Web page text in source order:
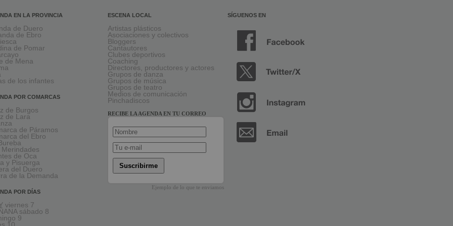
EN LA PROVINCIA
de Duero
de Ebro
de Pomar
de Mena
de los infantes
POR COMARCAS
de Burgos
de Lara
de Páramos
del Ebro
Merindades
de Oca
y Pisuerga
del Duero
de la Demanda
POR DÍAS
viernes 7
sábado 8
9
ESCENA LOCAL
Artistas plásticos
Asociaciones y colectivos
Bloggers
Cantautores
Clubes deportivos
Coaching
Directores, productores y actores
Grupos de danza
Grupos de música
Grupos de teatro
Medios de comunicación
Pinchadiscos
RECIBE LA AGENDA EN TU CORREO
Suscribirme
Ejemplo de lo que te enviamos
SÍGUENOS EN